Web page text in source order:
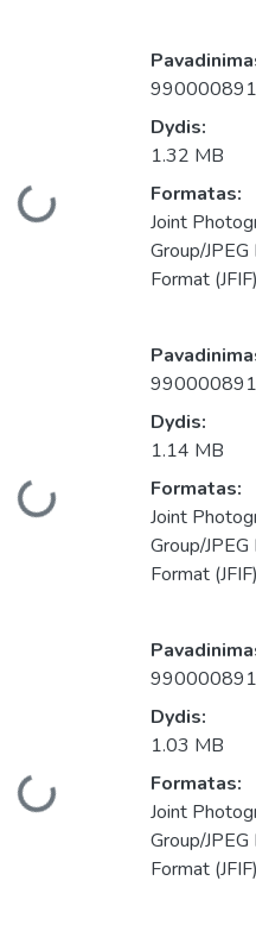
Dydis:
1.32 MB
Formatas:
Joint
Group/
Format (JFIF)
Dydis:
1.14 MB
Formatas:
Joint
Group/
Format (JFIF)
Dydis:
1.03 MB
Formatas:
Joint
Group/
Format (JFIF)